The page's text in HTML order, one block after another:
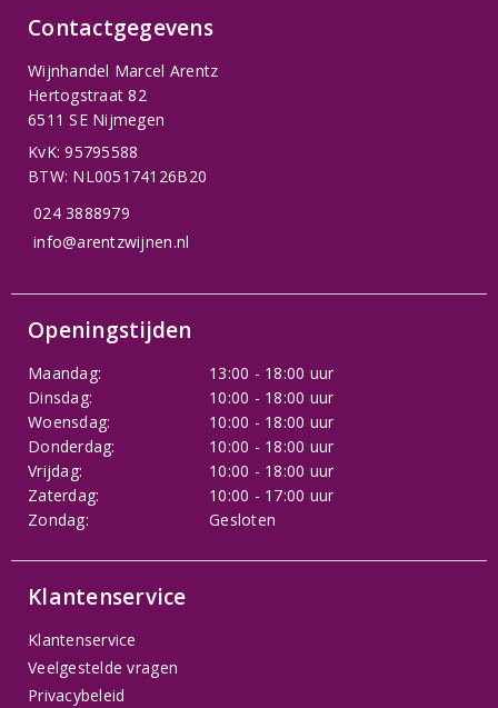
Contactgegevens
Wijnhandel Marcel Arentz
Hertogstraat 82
6511 SE Nijmegen
KvK: 95795588
BTW: NL005174126B20
024 3888979
info@arentzwijnen.nl
Openingstijden
Maandag:
13:00 - 18:00 uur
Dinsdag:
10:00 - 18:00 uur
Woensdag:
10:00 - 18:00 uur
Donderdag:
10:00 - 18:00 uur
Vrijdag:
10:00 - 18:00 uur
Zaterdag:
10:00 - 17:00 uur
Zondag:
Gesloten
Klantenservice
Klantenservice
Veelgestelde vragen
Privacybeleid